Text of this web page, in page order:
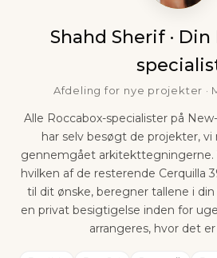
Shahd Sherif · Din
Afdeling for nye projekter ·
Alle Roccabox-specialister på
har selv besøgt de projekter,
gennemgået
hvilken af de resterende Cerquilla
til dit ønske, beregner tallene i
en privat besigtigelse inden for
arrangeres, hvor det